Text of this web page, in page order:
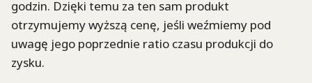
godzin. Dzięki temu za ten sam produkt
otrzymujemy wyższą cenę, jeśli weźmiemy pod
uwagę jego poprzednie ratio czasu produkcji do
zysku.